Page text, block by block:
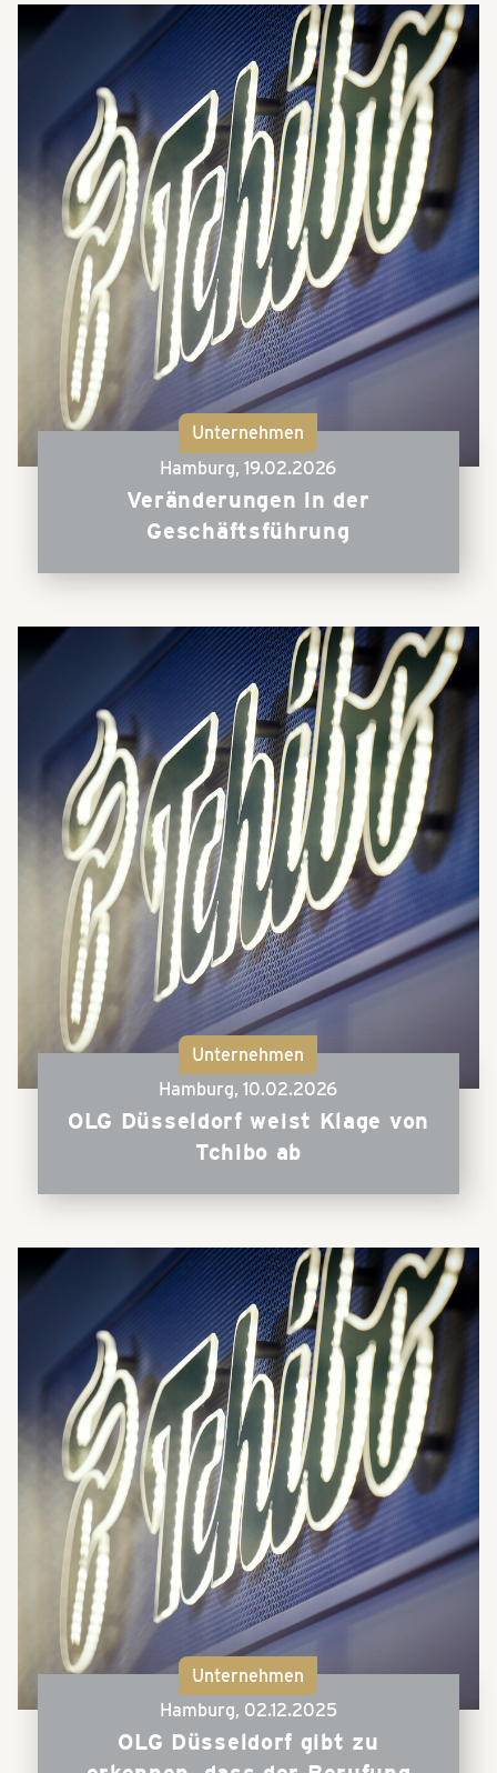
Unternehmen
Hamburg,19.02.2026
Veränderungen in der
Geschäftsführung
Unternehmen
Hamburg,10.02.2026
OLG Düsseldorf weist Klage von
Tchibo ab
Unternehmen
Hamburg, 02.12.2025
OLG Düsseldorf gibt zu